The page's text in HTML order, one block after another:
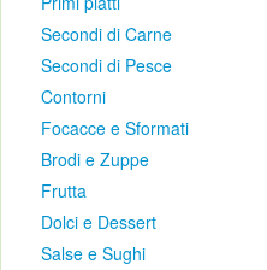
Secondi di Carne
Secondi di Pesce
Contorni
Focacce e Sformati
Brodi e Zuppe
Frutta
Dolci e Dessert
Salse e Sughi